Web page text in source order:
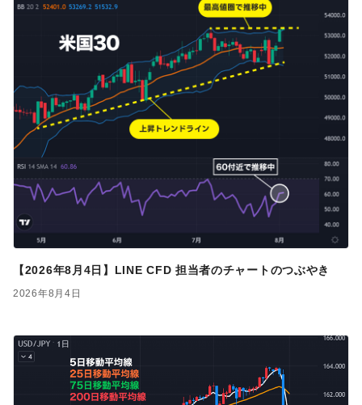
【2026年8月4日】LINE CFD 担当者のチャートのつぶやき
2026年8月4日